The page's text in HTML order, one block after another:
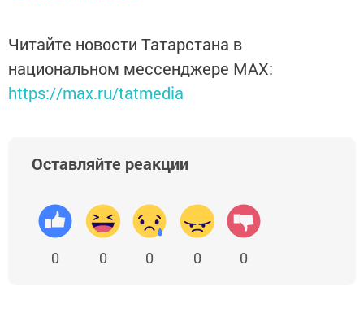
Читайте новости Татарстана в
национальном мессенджере MАХ:
https://max.ru/tatmedia
Оставляйте реакции
0 0 0 0 0